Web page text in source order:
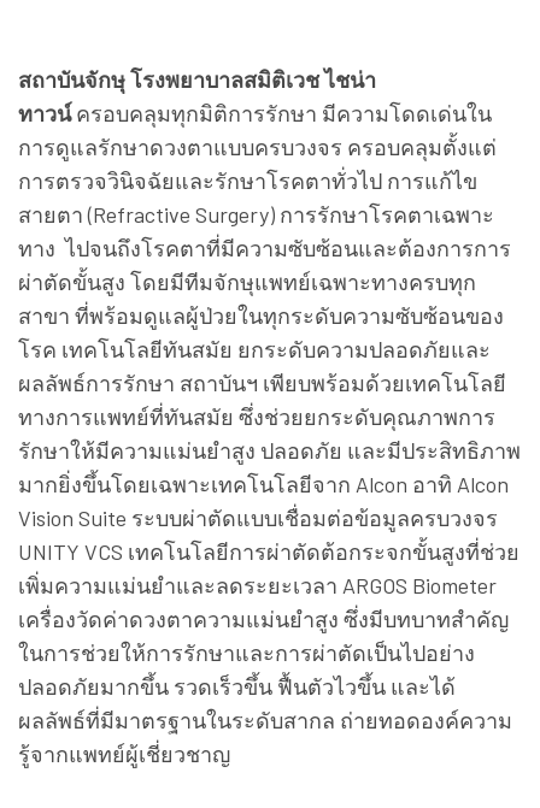
สถาบันจักษุ โรงพยาบาลสมิติเวช ไชน่า
ทาวน์ครอบคลุมทุกมิติการรักษา มีความโดดเด่นใน
การดูแลรักษาดวงตาแบบครบวงจร ครอบคลุมตั้งแต่
การตรวจวินิจฉัยและรักษาโรคตาทั่วไป การแก้ไข
สายตา (Refractive Surgery) การรักษาโรคตาเฉพาะ
ทาง ไปจนถึงโรคตาที่มีความซับซ้อนและต้องการการ
ผ่าตัดขั้นสูง โดยมีทีมจักษุแพทย์เฉพาะทางครบทุก
สาขา ที่พร้อมดูแลผู้ป่วยในทุกระดับความซับซ้อนของ
โรค เทคโนโลยีทันสมัย ยกระดับความปลอดภัยและ
ผลลัพธ์การรักษา สถาบันฯ เพียบพร้อมด้วยเทคโนโลยี
ทางการแพทย์ที่ทันสมัย ซึ่งช่วยยกระดับคุณภาพการ
รักษาให้มีความแม่นยำสูง ปลอดภัย และมีประสิทธิภาพ
มากยิ่งขึ้นโดยเฉพาะเทคโนโลยีจาก Alcon อาทิ Alcon
Vision Suite ระบบผ่าตัดแบบเชื่อมต่อข้อมูลครบวงจร
UNITY VCS เทคโนโลยีการผ่าตัดต้อกระจกขั้นสูงที่ช่วย
เพิ่มความแม่นยำและลดระยะเวลา ARGOS Biometer
เครื่องวัดค่าดวงตาความแม่นยำสูง ซึ่งมีบทบาทสำคัญ
ในการช่วยให้การรักษาและการผ่าตัดเป็นไปอย่าง
ปลอดภัยมากขึ้น รวดเร็วขึ้น ฟื้นตัวไวขึ้น และได้
ผลลัพธ์ที่มีมาตรฐานในระดับสากล ถ่ายทอดองค์ความ
รู้จากแพทย์ผู้เชี่ยวชาญ